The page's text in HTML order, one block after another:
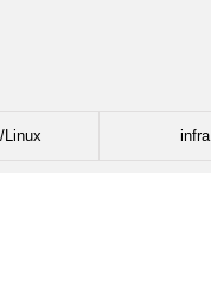
Linux infra